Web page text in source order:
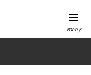
meny